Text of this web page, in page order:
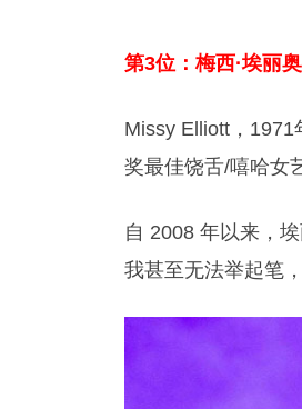
第3位：梅西·埃丽
Missy Elliott，
奖最佳饶舌/嘻哈女
自 2008 年以来，
我甚至无法举起笔